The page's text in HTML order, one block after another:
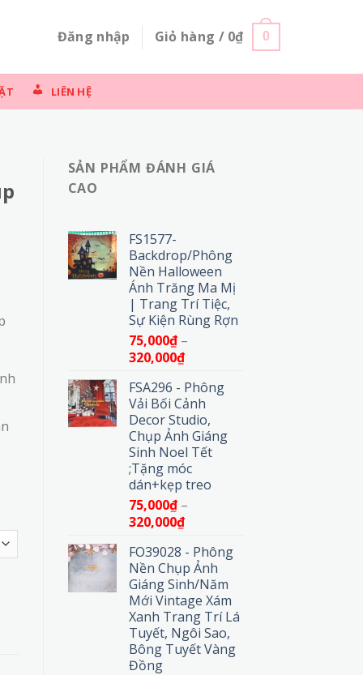
Đăng nhập Giỏ hàng / 0₫ 0
LIÊN HỆ
SẢN PHẨM ĐÁNH GIÁ
CAO
FS1577-
Backdrop/Phông
Nền Halloween
Ánh Trăng Ma Mị
| Trang Trí Tiệc,
Sự Kiện Rùng Rợn
75,000₫ –
320,000₫Khoảng
từ
75,000₫
đến
320,000₫
FSA296 - Phông
Vải Bối Cảnh
Decor Studio,
Chụp Ảnh Giáng
Sinh Noel Tết
;Tặng móc
dán+kẹp treo
75,000₫ –
320,000₫Khoảng
từ
75,000₫
đến
320,000₫
FO39028 - Phông
Nền Chụp Ảnh
Giáng Sinh/Năm
Mới Vintage Xám
Xanh Trang Trí Lá
Tuyết, Ngôi Sao,
Bông Tuyết Vàng
Đồng
Đá Sang Trọng số lượng